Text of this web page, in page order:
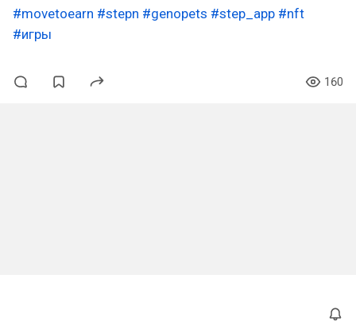
#movetoearn #stepn #genopets #step_app #nft
#игры
160